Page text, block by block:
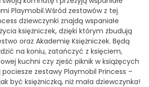
Playmobil.Wśród zestawów z tej
dziewczynki znajdą wspaniałe
księżniczek, dzięki którym zbudują
oraz Akademię Księżniczek. Będą
na koniu, zatańczyć z księciem,
kuchni czy zjeść piknik w książęcych
zestawy Playmobil Princess –
być księżniczką, niż mała dziewczynka!